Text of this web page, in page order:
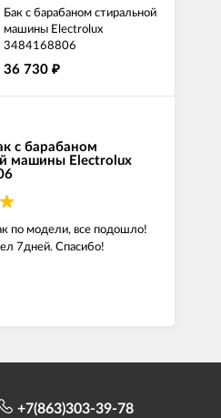
Бак с барабаном стиральной
машины Electrolux
3484168806
36 730 ₽
с барабаном
машины Electrolux
по модели, все подошло!
7дней. Спасибо!
+7(863)303-39-78